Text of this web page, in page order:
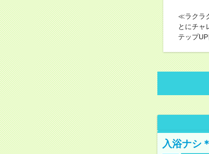
≪ラクラ
とにチャ
テップ
入浴ナシ